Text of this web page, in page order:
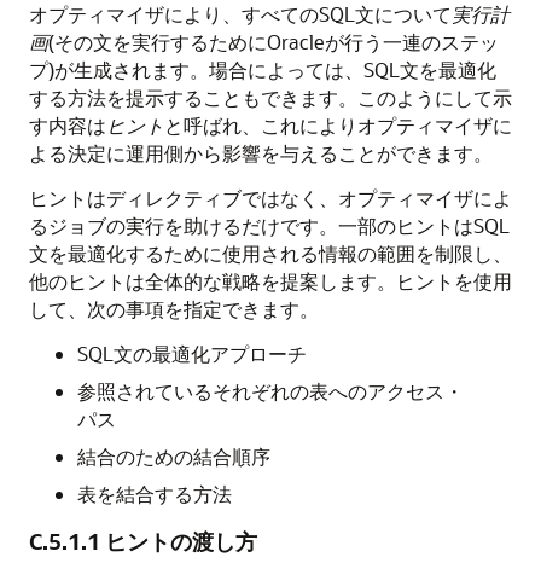
オプティマイザにより、すべてのSQL文について実行計
画(その文を実行するためにOracleが行う一連のステッ
プ)が生成されます。場合によっては、SQL文を最適化
する方法を提示することもできます。このようにして示
す内容はヒント と呼ばれ、これによりオプティマイザに
よる決定に運用側から影響を与えることができます。
ヒントはディレクティブではなく、オプティマイザによ
るジョブの実行を助けるだけです。一部のヒントはSQL
文を最適化するために使用される情報の範囲を制限し、
他のヒントは全体的な戦略を提案します。ヒントを使用
して、次の事項を指定できます。
SQL文の最適化アプローチ
参照されているそれぞれの表へのアクセス・
パス
結合のための結合順序
表を結合する方法
C.5.1.1 ヒントの渡し方